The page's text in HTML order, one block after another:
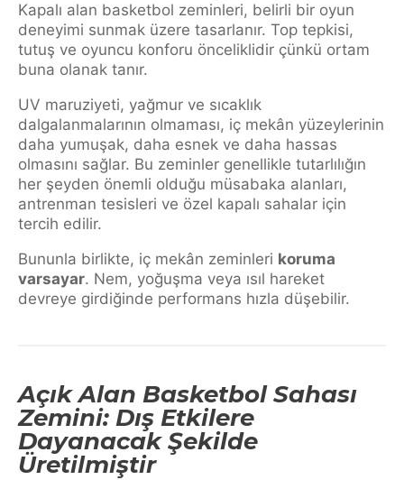
Kapalı alan basketbol zeminleri, belirli bir oyun
deneyimi sunmak üzere tasarlanır. Top tepkisi,
tutuş ve oyuncu konforu önceliklidir çünkü ortam
buna olanak tanır.
UV maruziyeti, yağmur ve sıcaklık
dalgalanmalarının olmaması, iç mekân yüzeylerinin
daha yumuşak, daha esnek ve daha hassas
olmasını sağlar. Bu zeminler genellikle tutarlılığın
her şeyden önemli olduğu müsabaka alanları,
antrenman tesisleri ve özel kapalı sahalar için
tercih edilir.
Bununla birlikte, iç mekân zeminleri koruma
varsayar. Nem, yoğuşma veya ısıl hareket
devreye girdiğinde performans hızla düşebilir.
Açık Alan Basketbol Sahası
Zemini: Dış Etkilere
Dayanacak Şekilde
Üretilmiştir